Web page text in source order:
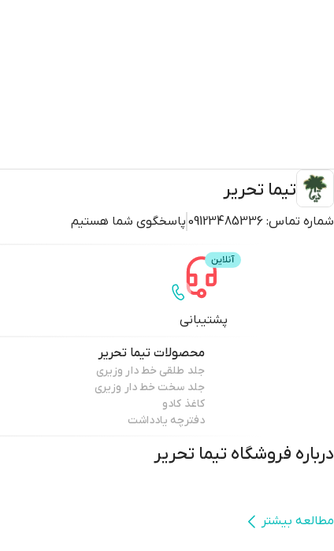
تیما تحریر
شماره تماس: 09123485336 پاسخگوی شما هستیم
پشتیبانی
محصولات تیما تحریر
جلد طلقی خط دار وزیری
جلد سخت خط دار وزیری
کاغذ کادو
دفترچه یادداشت
درباره فروشگاه تیما تحریر
مطالعه بیشتر